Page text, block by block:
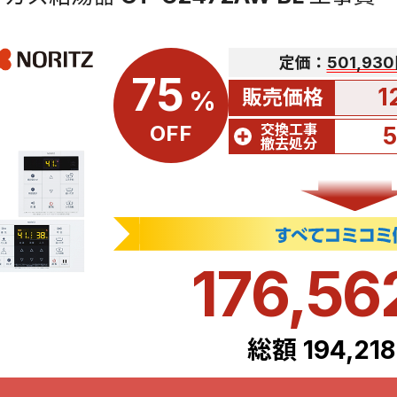
75 %
OFF
定価： 501,930
販売価格
交換工事
撤去処分
総額